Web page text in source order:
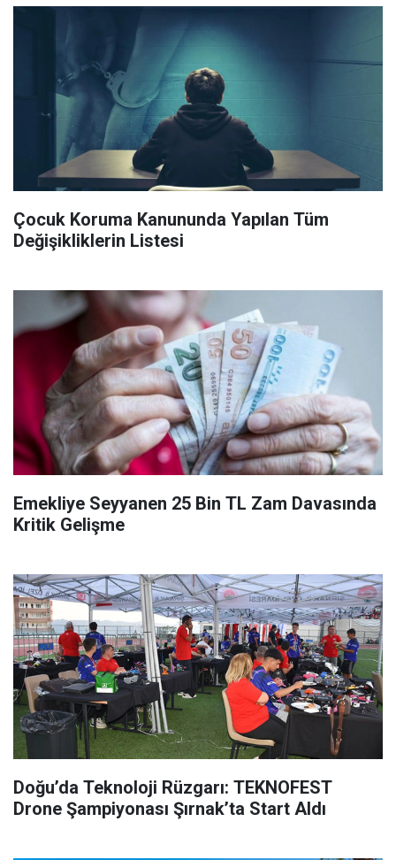
Çocuk Koruma Kanununda Yapılan Tüm
Değişikliklerin Listesi
Emekliye Seyyanen 25 Bin TL Zam Davasında
Kritik Gelişme
Doğu’da Teknoloji Rüzgarı: TEKNOFEST
Drone Şampiyonası Şırnak’ta Start Aldı